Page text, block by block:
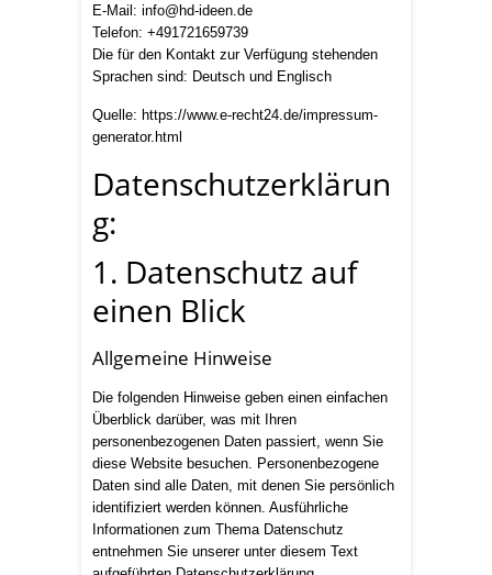
E-Mail: info@hd-ideen.de
Telefon: +491721659739
Die für den Kontakt zur Verfügung stehenden
Sprachen sind: Deutsch und Englisch
Quelle: https://www.e-recht24.de/impressum-
generator.html
Datenschutzerklärun
g:
1. Datenschutz auf
einen Blick
Allgemeine Hinweise
Die folgenden Hinweise geben einen einfachen
Überblick darüber, was mit Ihren
personenbezogenen Daten passiert, wenn Sie
diese Website besuchen. Personenbezogene
Daten sind alle Daten, mit denen Sie persönlich
identifiziert werden können. Ausführliche
Informationen zum Thema Datenschutz
entnehmen Sie unserer unter diesem Text